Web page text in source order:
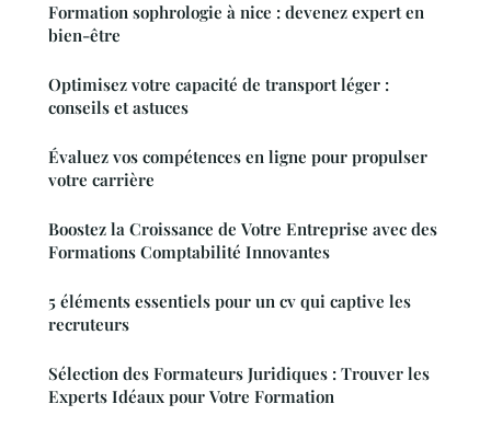
Formation sophrologie à nice : devenez expert en
bien-être
Optimisez votre capacité de transport léger :
conseils et astuces
Évaluez vos compétences en ligne pour propulser
votre carrière
Boostez la Croissance de Votre Entreprise avec des
Formations Comptabilité Innovantes
5 éléments essentiels pour un cv qui captive les
recruteurs
Sélection des Formateurs Juridiques : Trouver les
Experts Idéaux pour Votre Formation